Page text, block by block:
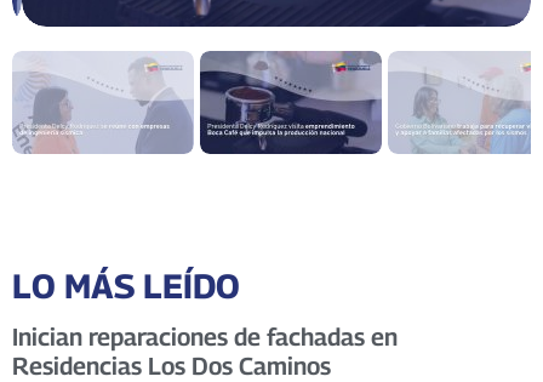
LO MÁS LEÍDO
Inician reparaciones de fachadas en
Residencias Los Dos Caminos